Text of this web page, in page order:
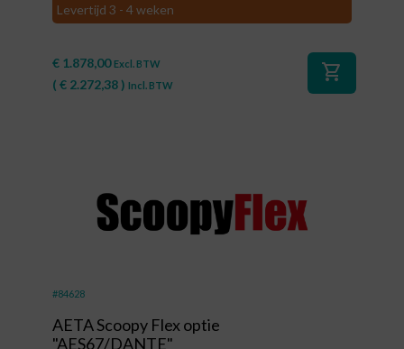
Levertijd 3 - 4 weken
€ 1.878,00 Excl. BTW
( € 2.272,38) Incl. BTW
shopping_cart
#84628
AETA Scoopy Flex optie
"AES67/DANTE"